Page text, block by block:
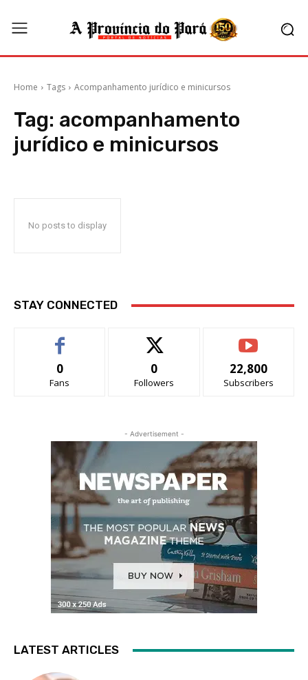
Home Tags Acompanhamento jurídico e minicursos
Tag: acompanhamento
jurídico e minicursos
No posts to display
STAY CONNECTED
0
Fans
0
Followers
22,800
Subscribers
- Advertisement -
LATEST ARTICLES